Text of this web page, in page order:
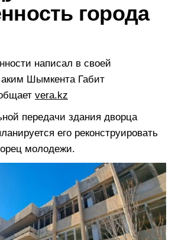
города
написал в своей
Шымкента Габит
vera.kz
передачи здания дворца
его реконструировать
молодежи.